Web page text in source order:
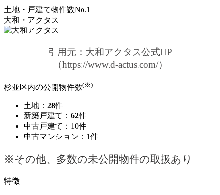
土地・戸建て物件数No.1
大和・アクタス
引用元：大和アクタス公式HP
（https://www.d-actus.com/）
杉並区内の公開物件数(※)
土地： 28件
新築戸建て： 62件
中古戸建て：10件
中古マンション：1件
※その他、多数の未公開物件の取扱あり
特徴